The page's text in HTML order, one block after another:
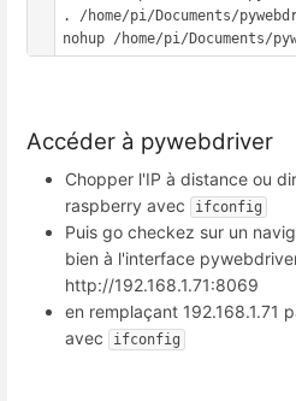
. /home/pi/Documents/
nohup /home/pi/Documents/
Accéder à pywebdriver
Chopper l'IP à distance ou
raspberry avec
ifconfig
Puis go checkez sur un
bien à l'interface
http://192.168.1.71:8069
en remplaçant 192.168.1.71
avec
ifconfig